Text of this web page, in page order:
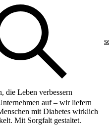
die Leben verbessern
auf – wir liefern
mit Diabetes wirklich
Mit Sorgfalt gestaltet.